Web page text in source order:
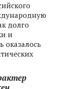
долго
и
оказалось